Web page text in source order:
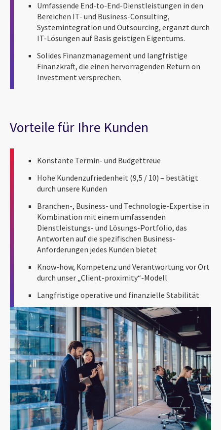
Umfassende End-to-End-Dienstleistungen in den
Bereichen IT- und Business-Consulting,
Systemintegration und Outsourcing, ergänzt durch
IT-Lösungen auf Basis geistigen Eigentums.
Solides Finanzmanagement und langfristige
Finanzkraft, die einen hervorragenden Return on
Investment versprechen.
Vorteile für Ihre Kunden
Konstante Termin- und Budgettreue
Hohe Kundenzufriedenheit (9,5 / 10) – bestätigt
durch unsere Kunden
Branchen-, Business- und Technologie-Expertise in
Kombination mit einem umfassenden
Dienstleistungs- und Lösungs-Portfolio, das
Antworten auf die spezifischen Business-
Anforderungen jedes Kunden bietet
Know-how, Kompetenz und Verantwortung vor Ort
durch unser „Client-proximity“-Modell
Langfristige operative und finanzielle Stabilität